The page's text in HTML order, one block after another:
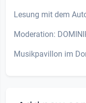
Lesung mit dem
Moderation:
Musikpavillon im